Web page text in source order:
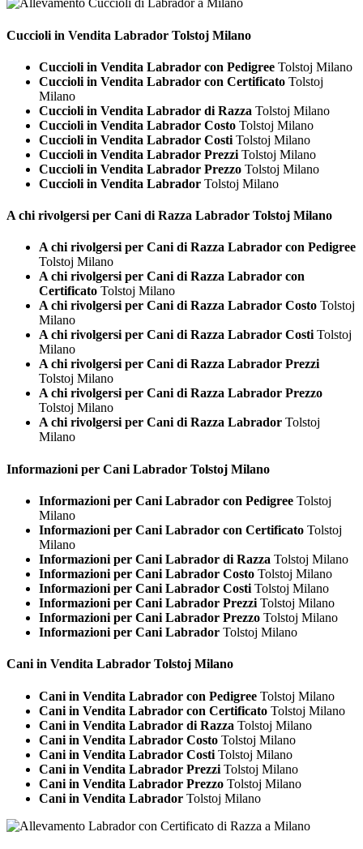
Cuccioli in Vendita Labrador Tolstoj Milano
Cuccioli in Vendita Labrador con Pedigree Tolstoj Milano
Cuccioli in Vendita Labrador con Certificato Tolstoj
Milano
Cuccioli in Vendita Labrador di Razza Tolstoj Milano
Cuccioli in Vendita Labrador Costo Tolstoj Milano
Cuccioli in Vendita Labrador Costi Tolstoj Milano
Cuccioli in Vendita Labrador Prezzi Tolstoj Milano
Cuccioli in Vendita Labrador Prezzo Tolstoj Milano
Cuccioli in Vendita Labrador Tolstoj Milano
A chi rivolgersi per Cani di Razza Labrador Tolstoj Milano
A chi rivolgersi per Cani di Razza Labrador con Pedigree
Tolstoj Milano
A chi rivolgersi per Cani di Razza Labrador con
Certificato Tolstoj Milano
A chi rivolgersi per Cani di Razza Labrador Costo Tolstoj
Milano
A chi rivolgersi per Cani di Razza Labrador CostiTolstoj
Milano
A chi rivolgersi per Cani di Razza Labrador Prezzi
Tolstoj Milano
A chi rivolgersi per Cani di Razza Labrador Prezzo
Tolstoj Milano
A chi rivolgersi per Cani di Razza Labrador Tolstoj
Milano
Informazioni per Cani Labrador Tolstoj Milano
Informazioni per Cani Labrador con Pedigree Tolstoj
Milano
Informazioni per Cani Labrador con Certificato Tolstoj
Milano
Informazioni per Cani Labrador di Razza Tolstoj Milano
Informazioni per Cani Labrador Costo Tolstoj Milano
Informazioni per Cani Labrador Costi Tolstoj Milano
Informazioni per Cani Labrador Prezzi Tolstoj Milano
Informazioni per Cani Labrador Prezzo Tolstoj Milano
Informazioni per Cani Labrador Tolstoj Milano
Cani in Vendita Labrador Tolstoj Milano
Cani in Vendita Labrador con Pedigree Tolstoj Milano
Cani in Vendita Labrador con Certificato Tolstoj Milano
Cani in Vendita Labrador di Razza Tolstoj Milano
Cani in Vendita Labrador Costo Tolstoj Milano
Cani in Vendita Labrador Costi Tolstoj Milano
Cani in Vendita Labrador Prezzi Tolstoj Milano
Cani in Vendita Labrador Prezzo Tolstoj Milano
Cani in Vendita Labrador Tolstoj Milano